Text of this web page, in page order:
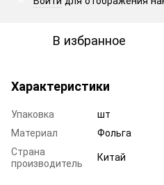
В избранное
Характеристики
Упаковка
шт
Материал
Фольга
Страна
производитель
Китай